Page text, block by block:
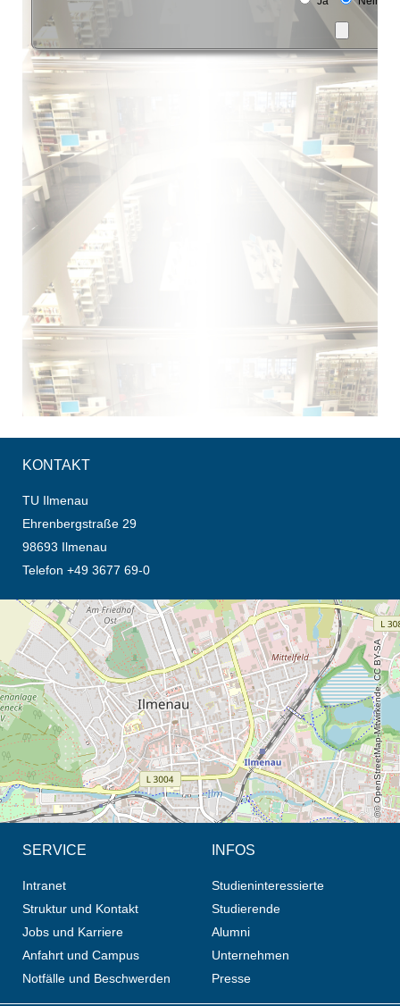
KONTAKT
TU Ilmenau
Ehrenbergstraße 29
98693 Ilmenau
Telefon +49 3677 69-0
Öffnet die Anfahrtsbeschreibung in neuem Tab (Karte)
© OpenStreetMap-Mitwirkende, CC BY-SA
SERVICE
Intranet
Struktur und Kontakt
Jobs und Karriere
Anfahrt und Campus
Notfälle und Beschwerden
INFOS
Studieninteressierte
Studierende
Alumni
Unternehmen
Presse